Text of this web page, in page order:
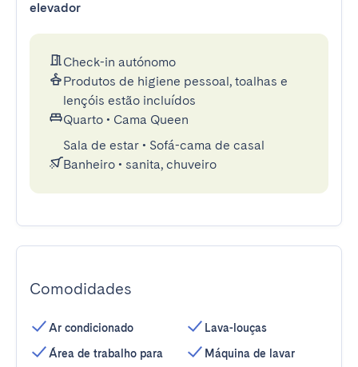
elevador
Check-in autónomo
Produtos de higiene pessoal, toalhas e
lençóis estão incluídos
Quarto • Cama Queen
Sala de estar • Sofá-cama de casal
Banheiro • sanita, chuveiro
Comodidades
Ar condicionado
Área de trabalho para
Lava-louças
Máquina de lavar